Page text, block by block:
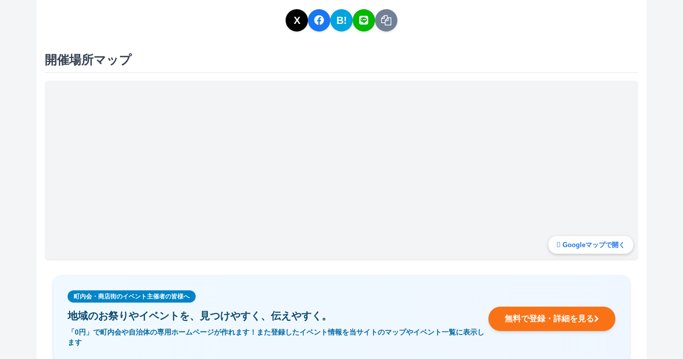
X B!
開催場所マップ
Googleマップで開く
町内会・商店街のイベント主催者の皆様へ
地域のお祭りやイベントを、 見つけやすく、伝えやすく。
「0円」で町内会や自治体の専用ホームページが作れます！また登録したイベント情報を当サイトのマップやイベント一覧に表示し
ます
無料で登録・詳細を見る